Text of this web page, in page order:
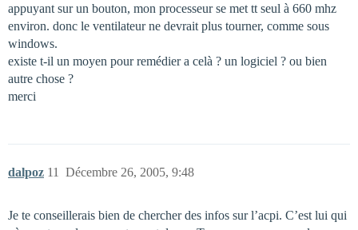
appuyant sur un bouton, mon processeur se met tt seul à 660 mhz
environ. donc le ventilateur ne devrait plus tourner, comme sous
windows.
existe t-il un moyen pour remédier a celà ? un logiciel ? ou bien
autre chose ?
merci
dalpoz Décembre 26, 2005, 9:48
11
Je te conseillerais bien de chercher des infos sur l’acpi. C’est lui qui